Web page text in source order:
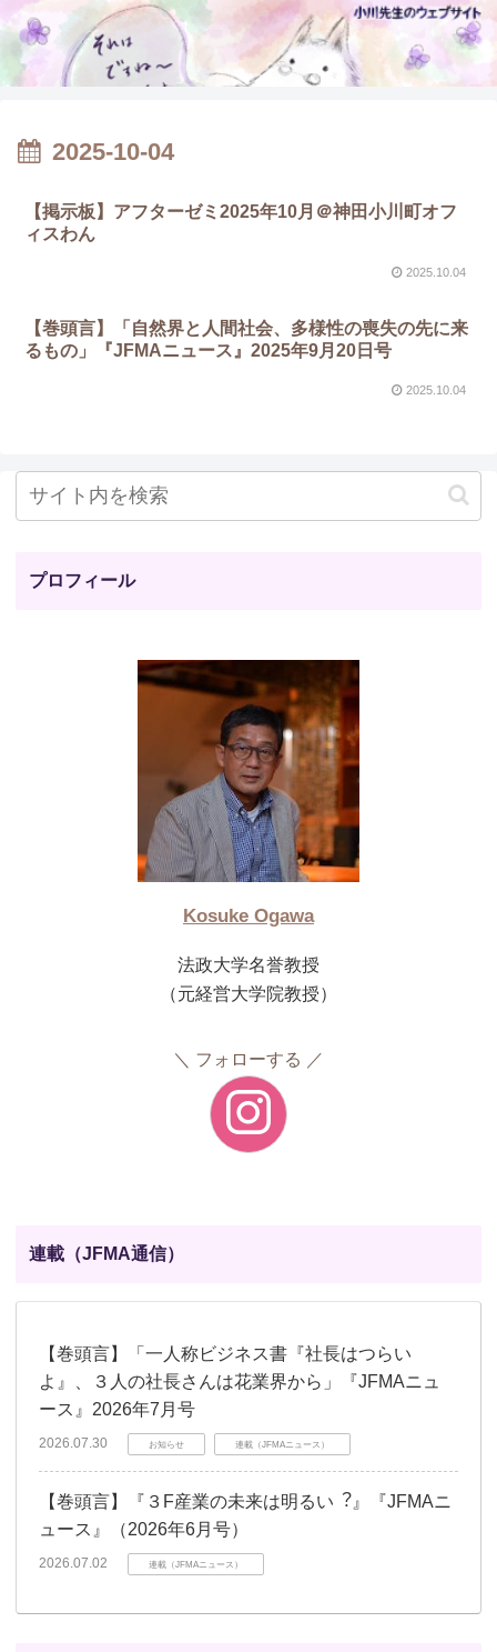
2025-10-04
【掲示板】アフターゼミ2025年10月＠神田小川町オフ
ィスわん
2025.10.04
【巻頭言】「自然界と人間社会、多様性の喪失の先に来
るもの」『JFMAニュース』2025年9月20日号
2025.10.04
プロフィール
Kosuke Ogawa
法政大学名誉教授
（元経営大学院教授）
フォローする
連載（JFMA通信）
【巻頭言】「一人称ビジネス書『社長はつらい
よ』、３人の社長さんは花業界から」『JFMAニュ
ース』2026年7月号
2026.07.30 お知らせ 連載（JFMAニュース）
【巻頭言】『３F産業の未来は明るい︖』『JFMAニ
ュース』（2026年6月号）
2026.07.02 連載（JFMAニュース）